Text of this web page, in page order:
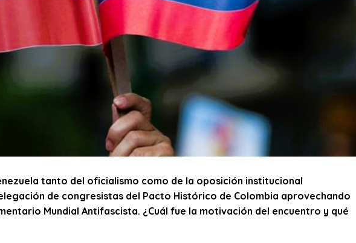
tanto del oficialismo como de la oposición institucional
de congresistas del Pacto Histórico de Colombia aprovechando
Mundial Antifascista. ¿Cuál fue la motivación del encuentro y qué